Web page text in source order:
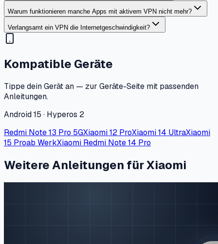
Warum funktionieren manche Apps mit aktivem VPN nicht mehr?
Verlangsamt ein VPN die Internetgeschwindigkeit?
Kompatible Geräte
Tippe dein Gerät an — zur Geräte-Seite mit passenden
Anleitungen.
Android 15 · Hyperos 2
Redmi Note 13 Pro 5GXiaomi 12 ProXiaomi 14 UltraXiaomi
15 Proab WerkXiaomi Redmi Note 14 Pro
Weitere Anleitungen für Xiaomi